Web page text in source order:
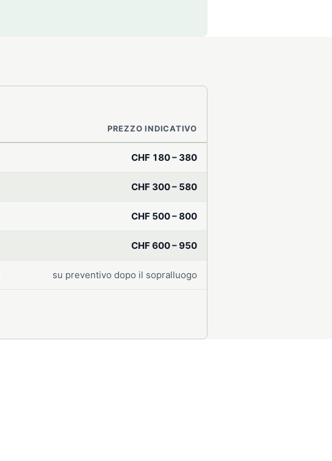
PREZZO INDICATIVO
CHF 180 – 380
CHF 300 – 580
CHF 500 – 800
CHF 600 – 950
su preventivo dopo il sopralluogo